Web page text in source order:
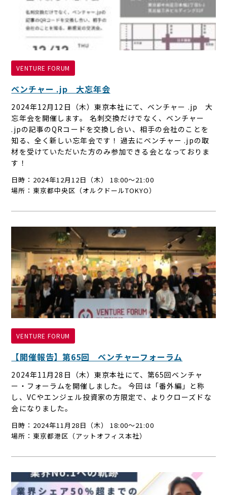
VENTURE FORUM
ベンチャー .jp 大忘年会
2024年12月12日（木）東京本社にて、ベンチャー .jp 大
忘年会を開催します。 名刺交換だけでなく、ベンチャー
.jpの記事のQRコードを交換し合い、相手の会社のことを
知る、全く新しい忘年会です！ 過去にベンチャー .jpの取
材を受けていただいた方のみ参加できる会となっておりま
す！
日時：2024年12月12日（木） 18:00～21:00
場所：東京都中央区（オルクドールTOKYO）
VENTURE FORUM
【開催報告】第65回 ベンチャーフォーラム
2024年11月28日（木）東京本社にて、第65回ベンチャ
ー・フォーラムを開催しました。 今回は「番外編」と称
し、VCやエンジェル投資家の方限定で、よりクローズドな
会になりました。
日時：2024年11月28日（木） 18:00～21:00
場所：東京都港区（アットオフィス本社）